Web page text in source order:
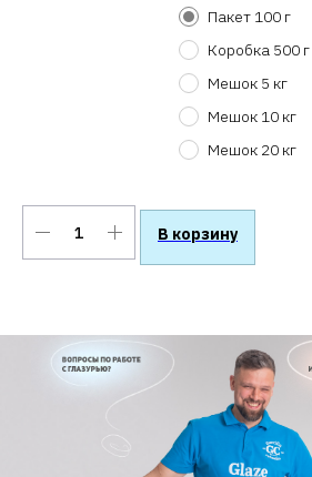
Пакет 100 г
Коробка 500 г
Мешок 5 кг
Мешок 10 кг
Мешок 20 кг
В корзину